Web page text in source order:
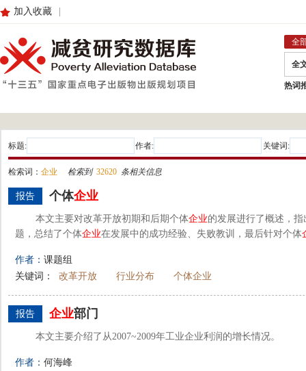
加入收藏
全
全
热词
标题: 作者: 关键词:
检索词： 企业 检索到 32620 条相关信息
报告 个体企业
本文主要对改革开放初期和后期个体企业的发展进行了概述，指
题，总结了个体企业在发展中的成功经验、失败教训，最后针对个体
作者： 课题组
关键词：
改革开放 行业分布 个体企业
报告 企业部门
本文主要介绍了从2007~2009年工业企业利润的增长情况。
作者： 何海峰